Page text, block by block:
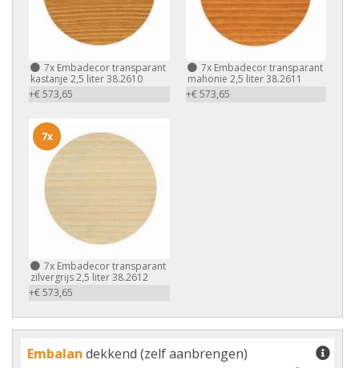
7x Embadecor transparant
kastanje 2,5 liter 38.2610
+€ 573,65
7xEmbadecor transparant
mahonie 2,5 liter 38.2611
+€ 573,65
7x Embadecor transparant
zilvergrijs 2,5 liter 38.2612
+€ 573,65
7x
Embalan dekkend (zelf aanbrengen)